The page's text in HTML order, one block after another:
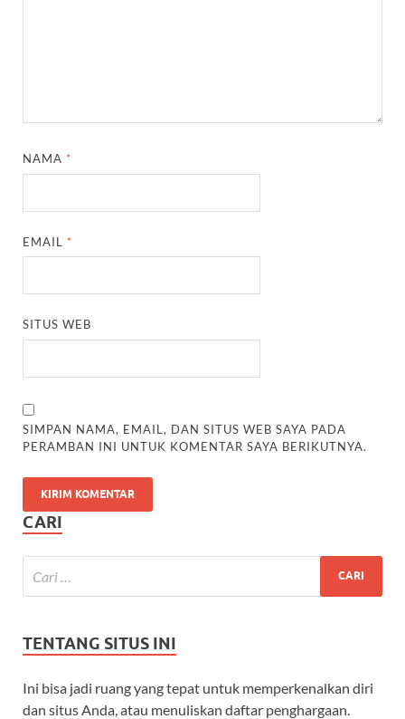
NAMA *
EMAIL *
SITUS WEB
SIMPAN NAMA, EMAIL, DAN SITUS WEB SAYA PADA
PERAMBAN INI UNTUK KOMENTAR SAYA BERIKUTNYA.
CARI
TENTANG SITUS INI
Ini bisa jadi ruang yang tepat untuk memperkenalkan diri
dan situs Anda, atau menuliskan daftar penghargaan.